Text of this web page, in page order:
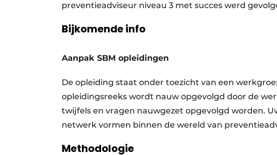
preventieadviseur niveau 3 met succes werd
Bijkomende info
Aanpak SBM opleidingen
De opleiding staat onder toezicht van een
opleidingsreeks wordt nauw opgevolgd door de
twijfels en vragen nauwgezet opgevolgd worden.
netwerk vormen binnen de wereld van
Methodologie